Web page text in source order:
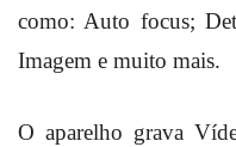
como: Auto focus;
Imagem e muito mais.
O aparelho grava